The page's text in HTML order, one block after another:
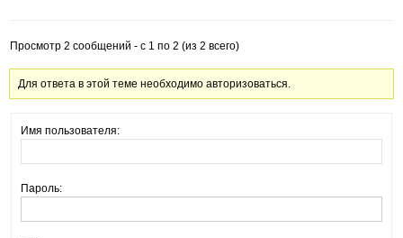
Просмотр 2 сообщений - с 1 по 2 (из 2 всего)
Для ответа в этой теме необходимо авторизоваться.
Имя пользователя:
Пароль: